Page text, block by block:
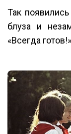
Так
блуза и
«Всегда